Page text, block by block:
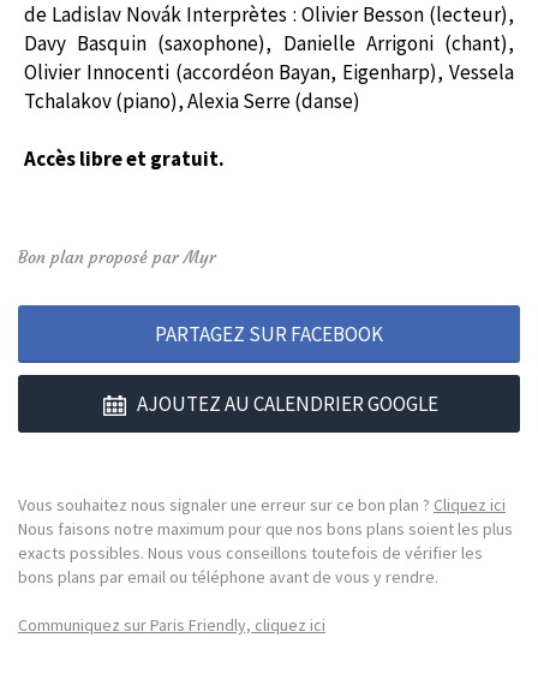
de Ladislav Novák Interprètes : Olivier Besson (lecteur),
Davy Basquin (saxophone), Danielle Arrigoni (chant),
Olivier Innocenti (accordéon Bayan, Eigenharp), Vessela
Tchalakov (piano), Alexia Serre (danse)
Accès libre et gratuit.
Bon plan proposé par Myr
PARTAGEZ SUR FACEBOOK
AJOUTEZ AU CALENDRIER GOOGLE
Vous souhaitez nous signaler une erreur sur ce bon plan ? Cliquez ici
Nous faisons notre maximum pour que nos bons plans soient les plus
exacts possibles. Nous vous conseillons toutefois de vérifier les
bons plans par email ou téléphone avant de vous y rendre.
Communiquez sur Paris Friendly, cliquez ici